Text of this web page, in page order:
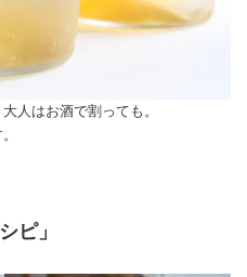
人はお酒で割っても。
ピ」